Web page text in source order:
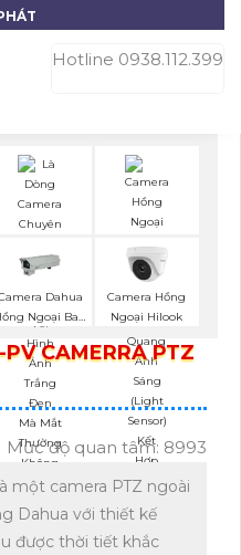
Hotline 0938.112.399
Dahua
Ngoại Ban
Đêm
Camera Hồng
Ngoại Hilook
CAMERRA PTZ
Mức độ quan tâm: 8993
một camera PTZ ngoài
Dahua với thiết kế
được thời tiết khắc